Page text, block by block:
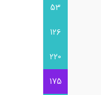
53
126
220
175